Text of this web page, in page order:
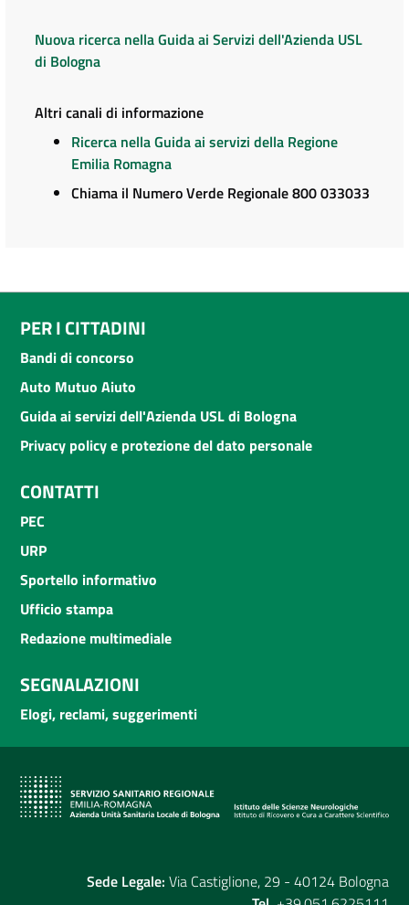
Nuova ricerca nella Guida ai Servizi dell'Azienda USL
di Bologna
Altri canali di informazione
Ricerca nella Guida ai servizi della Regione
Emilia Romagna
Chiama il Numero Verde Regionale 800 033033
PER I CITTADINI
Bandi di concorso
Auto Mutuo Aiuto
Guida ai servizi dell'Azienda USL di Bologna
Privacy policy e protezione del dato personale
CONTATTI
PEC
URP
Sportello informativo
Ufficio stampa
Redazione multimediale
SEGNALAZIONI
Elogi, reclami, suggerimenti
Sede Legale: Via Castiglione, 29 - 40124 Bologna